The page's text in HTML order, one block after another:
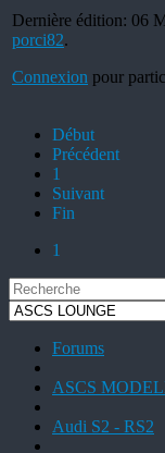
Dernière édition: 06
porci82.
Connexion pour
Début
Précédent
1
Suivant
Fin
1
Forums
ASCS
Audi S2 - RS2